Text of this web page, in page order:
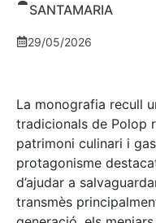
SANTAMARIA
29/05/2026
La monografia recull
tradicionals de Polop
patrimoni culinari i
protagonisme
d’ajudar a
transmès